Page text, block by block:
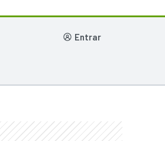
entrar